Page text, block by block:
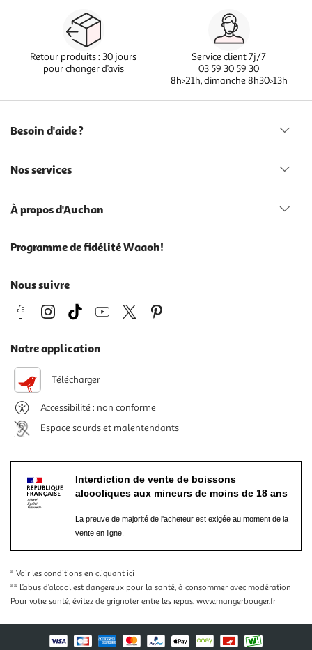
Retour produits : 30 jours
pour changer d’avis
Service client 7j/7
03 59 30 59 30
8h>21h, dimanche 8h30>13h
Besoin d'aide ?
Nos services
À propos d'Auchan
Programme de fidélité Waaoh!
Nous suivre
Notre application
Télécharger
Accessibilité : non conforme
Espace sourds et malentendants
Interdiction de vente de boissons
alcooliques aux mineurs de moins de 18 ans
La preuve de majorité de l'acheteur est exigée au moment de la
vente en ligne.
* Voir les conditions en cliquant ici
** L’abus d’alcool est dangereux pour la santé, à consommer avec modération
Pour votre santé, évitez de grignoter entre les repas. www.mangerbouger.fr